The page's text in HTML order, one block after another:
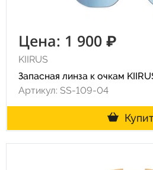
Цена: 1 900 ₽
KIIRUS
Запасная линза к очкам
Артикул: SS-109-04